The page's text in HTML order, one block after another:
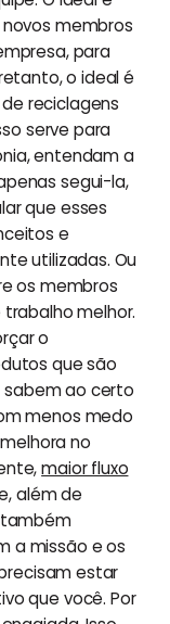
membros
para
o ideal é
reciclagens
serve para
entendam a
segui-la,
que esses
e
utilizadas. Ou
os membros
melhor.
o
que são
sabem ao certo
menos medo
no
maior fluxo
além de
a missão e os
estar
que você. Por